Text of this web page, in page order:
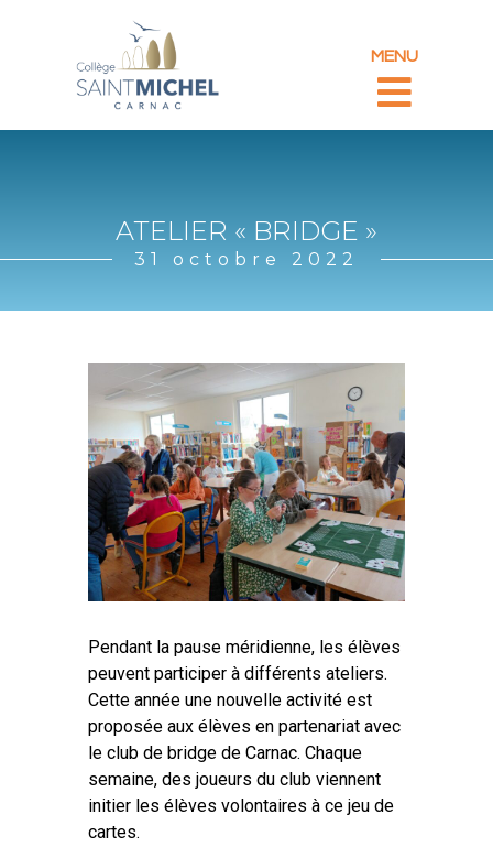
MENU
ATELIER « BRIDGE »
31 octobre 2022
Pendant la pause méridienne, les élèves
peuvent participer à différents ateliers.
Cette année une nouvelle activité est
proposée aux élèves en partenariat avec
le club de bridge de Carnac. Chaque
semaine, des joueurs du club viennent
initier les élèves volontaires à ce jeu de
cartes.